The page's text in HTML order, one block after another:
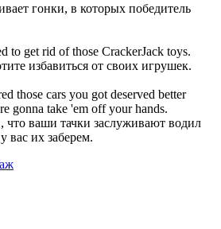
гонки, в которых победитель
to get rid of those CrackerJack toys.
избавиться от своих игрушек.
those cars you got deserved better
gonna take 'em off your hands.
ваши тачки заслуживают водил
вас их заберем.